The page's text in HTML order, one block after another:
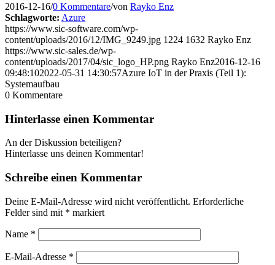
2016-12-16/0 Kommentare/von Rayko Enz
Schlagworte: Azure
https://www.sic-software.com/wp-
content/uploads/2016/12/IMG_9249.jpg 1224 1632 Rayko Enz
https://www.sic-sales.de/wp-
content/uploads/2017/04/sic_logo_HP.png Rayko Enz2016-12-16
09:48:102022-05-31 14:30:57Azure IoT in der Praxis (Teil 1):
Systemaufbau
0 Kommentare
Hinterlasse einen Kommentar
An der Diskussion beteiligen?
Hinterlasse uns deinen Kommentar!
Schreibe einen Kommentar
Deine E-Mail-Adresse wird nicht veröffentlicht. Erforderliche
Felder sind mit * markiert
Name *
E-Mail-Adresse *